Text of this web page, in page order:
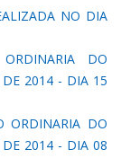
NO DIA
DO
DE 2014 - DIA 15
ORDINARIA DO
DE 2014 - DIA 08